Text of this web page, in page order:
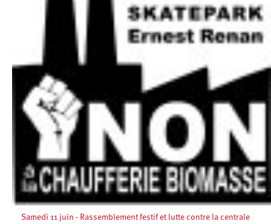
Samedi 11 juin - Rassemblement festif et lutte contre la centrale